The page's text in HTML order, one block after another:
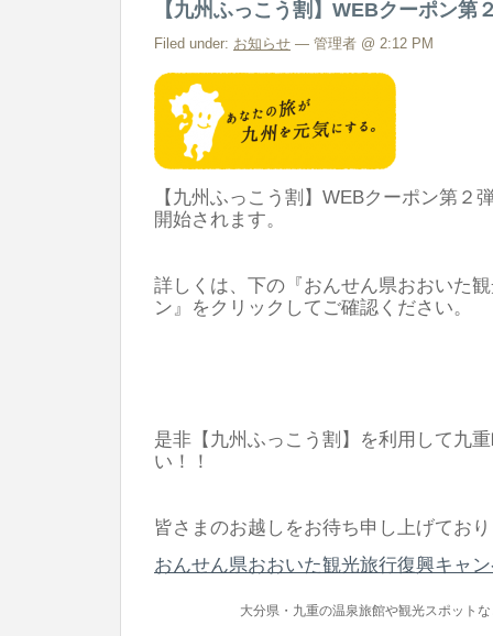
【九州ふっこう割】WEBクーポン第
Filed under: お知らせ — 管理者 @ 2:12 PM
【九州ふっこう割】WEBクーポン第２
開始されます。
詳しくは、下の『おんせん県おおいた
ン』をクリックしてご確認ください。
是非【九州ふっこう割】を利用して九
い！！
皆さまのお越しをお待ち申し上げてお
おんせん県おおいた観光旅行復興キャ
大分県・九重の温泉旅館や観光スポット